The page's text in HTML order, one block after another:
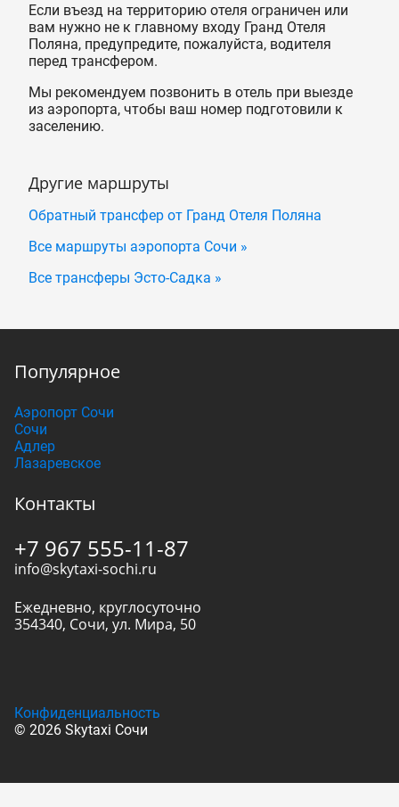
Если въезд на территорию отеля ограничен или
вам нужно не к главному входу Гранд Отеля
Поляна, предупредите, пожалуйста, водителя
перед трансфером.
Мы рекомендуем позвонить в отель при выезде
из аэропорта, чтобы ваш номер подготовили к
заселению.
Другие маршруты
Обратный трансфер от Гранд Отеля Поляна
Все маршруты аэропорта Сочи »
Все трансферы Эсто-Садка »
Популярное
Аэропорт Сочи
Сочи
Адлер
Лазаревское
Контакты
+7 967 555-11-87
info@skytaxi-sochi.ru
Ежедневно, круглосуточно
354340, Сочи, ул. Мира, 50
© 2026 Skytaxi Сочи
Конфиденциальность